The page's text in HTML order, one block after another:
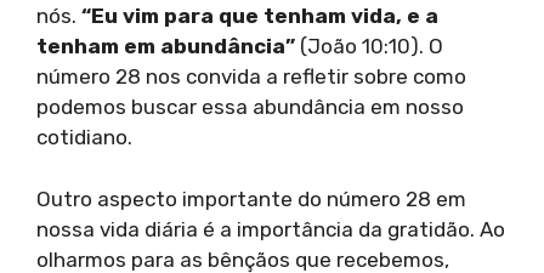
nós. “Eu vim para que tenham vida, e a
tenham em abundância” (João 10:10). O
número 28 nos convida a refletir sobre como
podemos buscar essa abundância em nosso
cotidiano.
Outro aspecto importante do número 28 em
nossa vida diária é a importância da gratidão. Ao
olharmos para as bênçãos que recebemos,